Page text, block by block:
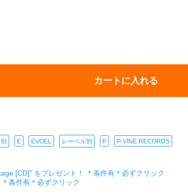
カートに入れる
E EVOEL レーベル別 P P-VINE RECORDS
[CD]" をプレゼント！ ＊条件有＊必ずクリック
条件有＊必ずクリック